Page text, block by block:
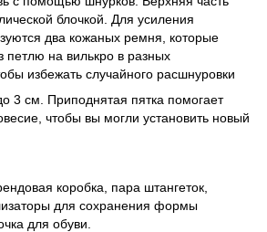
блочкой. Для усиления
два кожаных ремня, которые
петлю на вилькро в разных
избежать случайного расшнуровки
3 см. Приподнятая пятка помогает
чтобы вы могли установить новый
коробка, пара штангеток,
для сохранения формы
для обуви.